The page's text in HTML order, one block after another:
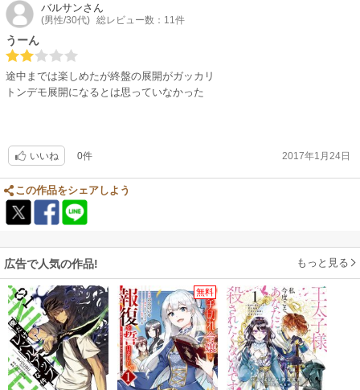
バルサンさん
(男性/30代) 総レビュー数：11件
うーん
途中までは楽しめたが終盤の展開がガッカリ
トンデモ展開になるとは思っていなかった
いいね 0件 2017年1月24日
この作品をシェアしよう
広告で人気の作品! もっと見る
無料